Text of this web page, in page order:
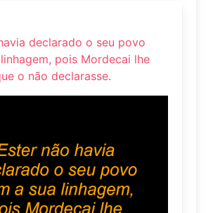
declarado o seu povo
pois Mordecai lhe
o não declarasse.